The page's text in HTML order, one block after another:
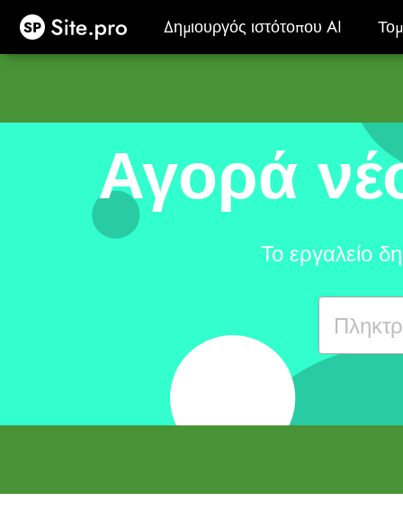
Site.pro Δημιουργός ιστότοπου AI
Δημιουργός ιστότοπου AI
Αγορά
Το εργαλείο